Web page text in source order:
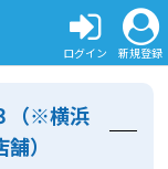
ログイン 新規登録
（※横浜
）